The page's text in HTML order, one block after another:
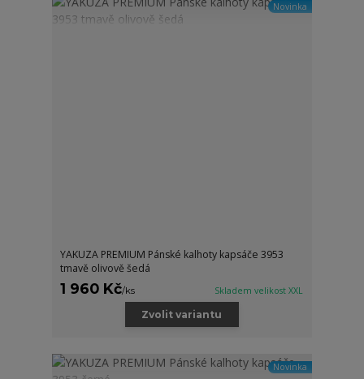
Novinka
YAKUZA PREMIUM Pánské kalhoty kapsáče 3953
tmavě olivově šedá
1 960 Kč/ks Skladem velikost XXL
Zvolit variantu
Novinka